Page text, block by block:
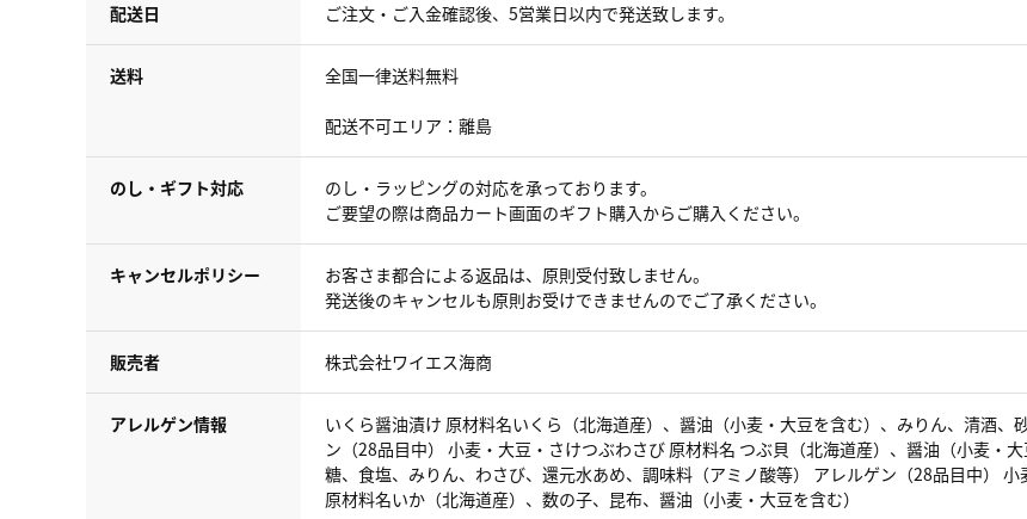
配送日 ご注文・ご入金確認後、5営業日以内で発送致します。
送料 全国一律送料無料
配送不可エリア：離島
のし・ギフト対応
のし・ラッピングの対応を承っております。
ご要望の際は商品カート画面のギフト購入からご購入ください。
キャンセルポリシー
お客さま都合による返品は、原則受付致しません。
発送後のキャンセルも原則お受けできませんのでご了承ください。
販売者 株式会社ワイエス海商
アレルゲン情報
いくら醤油漬け 原材料名いくら（北海道産）、醤油（小麦・大豆を含む）、みりん、清酒、
ン（28品目中） 小麦・大豆・さけつぶわさび 原材料名 つぶ貝（北海道産）、醤油（小麦・
糖、食塩、みりん、わさび、還元水あめ、調味料（アミノ酸等） アレルゲン（28品目中） 小
原材料名いか（北海道産）、数の子、昆布、醤油（小麦・大豆を含む）